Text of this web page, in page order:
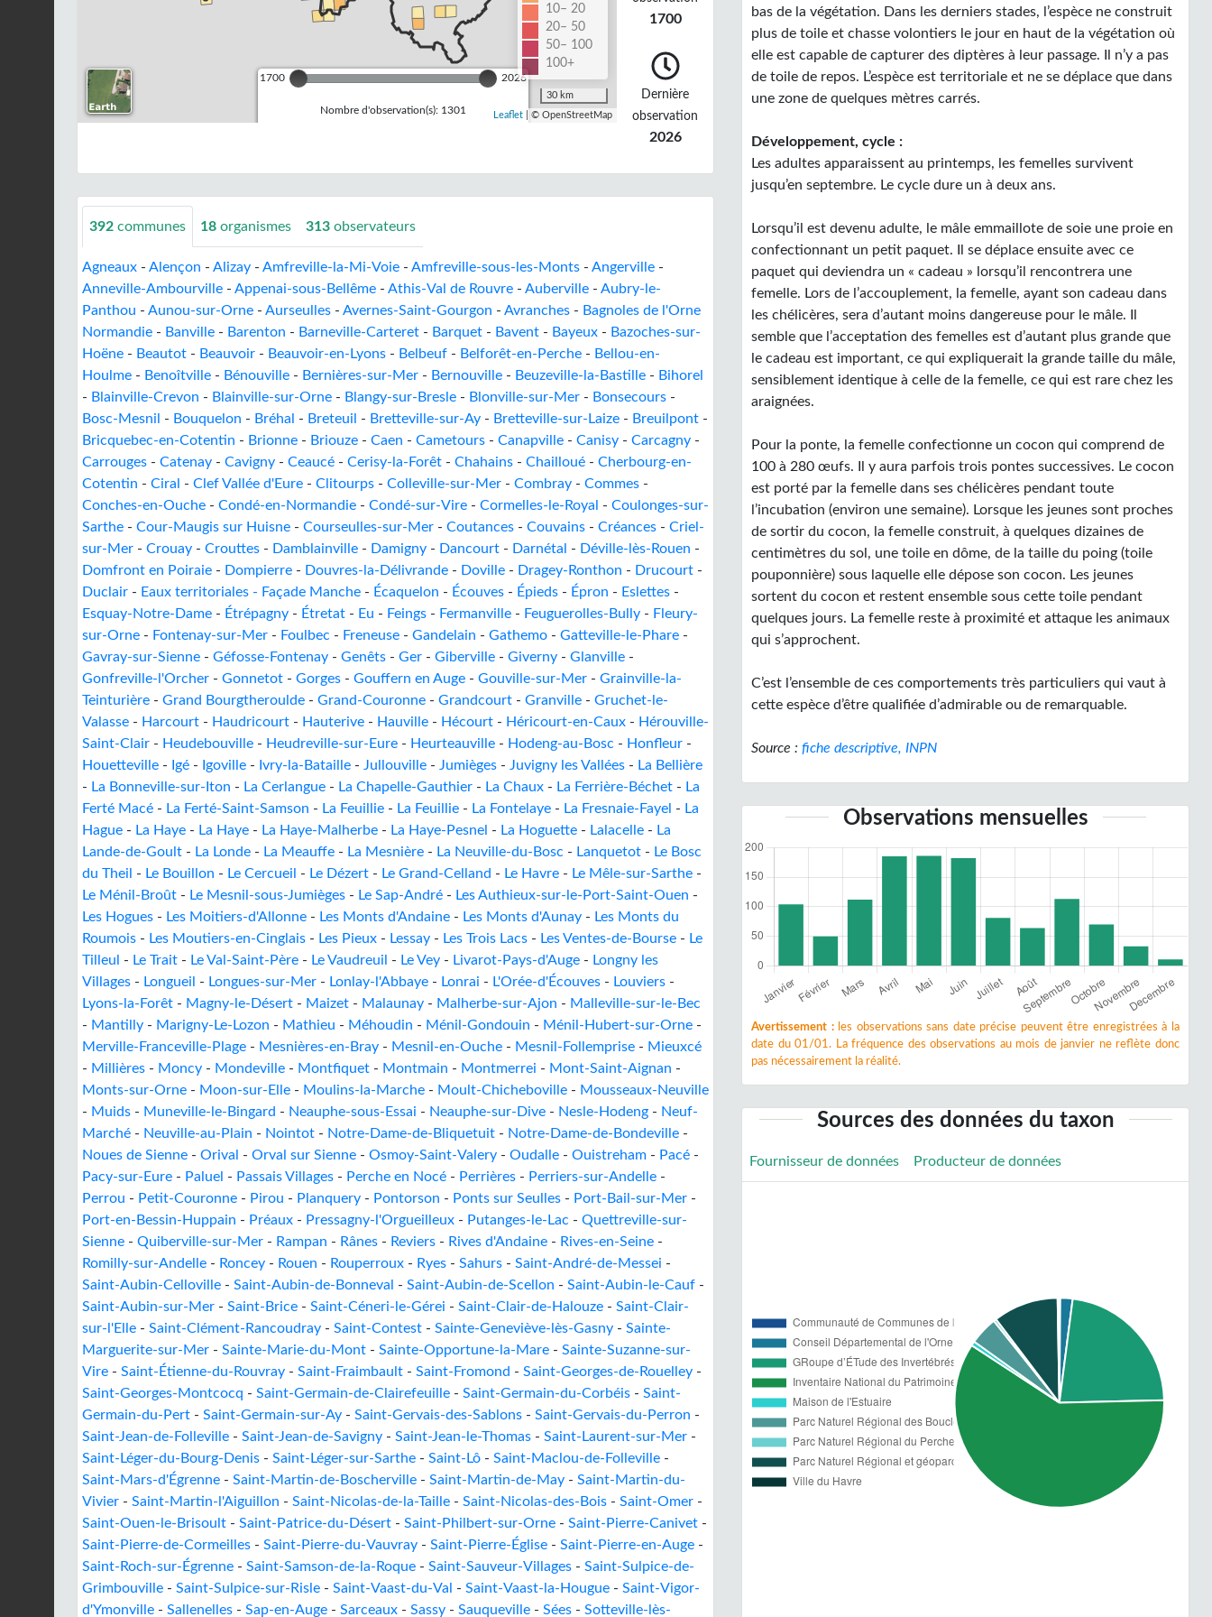
1700 2026
Nombre d'observation(s): 1301
10– 20
20– 50
50– 100
100+
30 km
Leaflet| © OpenStreetMap
1700
Dernière
observation
2026
392 communes 18 organismes 313 observateurs
Agneaux - Alençon - Alizay - Amfreville-la-Mi-Voie - Amfreville-sous-les-Monts - Angerville -
Anneville-Ambourville - Appenai-sous-Bellême - Athis-Val de Rouvre - Auberville - Aubry-le-
Panthou - Aunou-sur-Orne - Aurseulles - Avernes-Saint-Gourgon - Avranches - Bagnoles de l'Orne
Normandie - Banville - Barenton - Barneville-Carteret - Barquet - Bavent - Bayeux - Bazoches-sur-
Hoëne - Beautot - Beauvoir - Beauvoir-en-Lyons - Belbeuf - Belforêt-en-Perche - Bellou-en-
Houlme - Benoîtville - Bénouville - Bernières-sur-Mer - Bernouville - Beuzeville-la-Bastille - Bihorel
- Blainville-Crevon - Blainville-sur-Orne - Blangy-sur-Bresle - Blonville-sur-Mer - Bonsecours -
Bosc-Mesnil
- Bouquelon - Bréhal - Breteuil - Bretteville-sur-Ay - Bretteville-sur-Laize - Breuilpont -
Bricquebec-en-Cotentin - Brionne - Briouze - Caen - Cametours - Canapville - Canisy - Carcagny -
Carrouges - Catenay - Cavigny - Ceaucé - Cerisy-la-Forêt - Chahains - Chailloué - Cherbourg-en-
Cotentin - Ciral - Clef Vallée d'Eure - Clitourps - Colleville-sur-Mer - Combray - Commes -
Conches-en-Ouche - Condé-en-Normandie - Condé-sur-Vire - Cormelles-le-Royal - Coulonges-sur-
Sarthe - Cour-Maugis sur Huisne - Courseulles-sur-Mer - Coutances - Couvains - Créances - Criel-
sur-Mer - Crouay - Crouttes - Damblainville - Damigny - Dancourt - Darnétal - Déville-lès-Rouen -
Domfront en Poiraie - Dompierre - Douvres-la-Délivrande - Doville - Dragey-Ronthon - Drucourt -
Duclair - Eaux territoriales - Façade Manche - Écaquelon - Écouves - Épieds - Épron - Eslettes -
Esquay-Notre-Dame - Étrépagny - Étretat - Eu - Feings - Fermanville - Feuguerolles-Bully - Fleury-
sur-Orne - Fontenay-sur-Mer - Foulbec - Freneuse - Gandelain - Gathemo - Gatteville-le-Phare -
Gavray-sur-Sienne - Géfosse-Fontenay - Genêts - Ger - Giberville - Giverny - Glanville -
Gonfreville-l'Orcher - Gonnetot - Gorges - Gouffern en Auge - Gouville-sur-Mer - Grainville-la-
Teinturière - Grand Bourgtheroulde - Grand-Couronne - Grandcourt - Granville - Gruchet-le-
Valasse - Harcourt - Haudricourt - Hauterive - Hauville - Hécourt - Héricourt-en-Caux - Hérouville-
Saint-Clair - Heudebouville - Heudreville-sur-Eure - Heurteauville - Hodeng-au-Bosc - Honfleur -
Houetteville - Igé - Igoville - Ivry-la-Bataille - Jullouville - Jumièges - Juvigny les Vallées - La Bellière
- La Bonneville-sur-Iton - La Cerlangue - La Chapelle-Gauthier - La Chaux - La Ferrière-Béchet - La
Ferté Macé - La Ferté-Saint-Samson - La Feuillie - La Feuillie - La Fontelaye - La Fresnaie-Fayel - La
Hague - La Haye - La Haye - La Haye-Malherbe - La Haye-Pesnel - La Hoguette - Lalacelle - La
Lande-de-Goult - La Londe - La Meauffe - La Mesnière - La Neuville-du-Bosc - Lanquetot - Le Bosc
du Theil
- Le Bouillon - Le Cercueil - Le Dézert - Le Grand-Celland - Le Havre - Le Mêle-sur-Sarthe -
Le Ménil-Broût - Le Mesnil-sous-Jumièges - Le Sap-André - Les Authieux-sur-le-Port-Saint-Ouen -
Les Hogues - Les Moitiers-d'Allonne - Les Monts d'Andaine - Les Monts d'Aunay - Les Monts du
Roumois - Les Moutiers-en-Cinglais - Les Pieux - Lessay - Les Trois Lacs - Les Ventes-de-Bourse - Le
Tilleul
- Le Trait - Le Val-Saint-Père - Le Vaudreuil - Le Vey - Livarot-Pays-d'Auge - Longny les
Villages - Longueil - Longues-sur-Mer - Lonlay-l'Abbaye - Lonrai - L'Orée-d'Écouves - Louviers -
Lyons-la-Forêt - Magny-le-Désert - Maizet - Malaunay - Malherbe-sur-Ajon - Malleville-sur-le-Bec
- Mantilly - Marigny-Le-Lozon - Mathieu - Méhoudin - Ménil-Gondouin - Ménil-Hubert-sur-Orne -
Merville-Franceville-Plage - Mesnières-en-Bray - Mesnil-en-Ouche - Mesnil-Follemprise - Mieuxcé
- Millières - Moncy - Mondeville - Montfiquet - Montmain - Montmerrei - Mont-Saint-Aignan -
Monts-sur-Orne - Moon-sur-Elle - Moulins-la-Marche - Moult-Chicheboville - Mousseaux-Neuville
- Muids - Muneville-le-Bingard - Neauphe-sous-Essai - Neauphe-sur-Dive - Nesle-Hodeng - Neuf-
Marché - Neuville-au-Plain - Nointot - Notre-Dame-de-Bliquetuit - Notre-Dame-de-Bondeville -
Noues de Sienne - Orival - Orval sur Sienne - Osmoy-Saint-Valery - Oudalle - Ouistreham - Pacé -
Pacy-sur-Eure - Paluel - Passais Villages - Perche en Nocé - Perrières - Perriers-sur-Andelle -
Perrou - Petit-Couronne - Pirou - Planquery - Pontorson - Ponts sur Seulles - Port-Bail-sur-Mer -
Port-en-Bessin-Huppain - Préaux - Pressagny-l'Orgueilleux - Putanges-le-Lac - Quettreville-sur-
Sienne - Quiberville-sur-Mer - Rampan - Rânes - Reviers - Rives d'Andaine - Rives-en-Seine -
Romilly-sur-Andelle - Roncey - Rouen - Rouperroux - Ryes - Sahurs - Saint-André-de-Messei -
Saint-Aubin-Celloville - Saint-Aubin-de-Bonneval - Saint-Aubin-de-Scellon - Saint-Aubin-le-Cauf -
Saint-Aubin-sur-Mer - Saint-Brice - Saint-Céneri-le-Gérei - Saint-Clair-de-Halouze - Saint-Clair-
sur-l'Elle - Saint-Clément-Rancoudray - Saint-Contest - Sainte-Geneviève-lès-Gasny - Sainte-
Marguerite-sur-Mer - Sainte-Marie-du-Mont - Sainte-Opportune-la-Mare - Sainte-Suzanne-sur-
Vire - Saint-Étienne-du-Rouvray - Saint-Fraimbault - Saint-Fromond - Saint-Georges-de-Rouelley -
Saint-Georges-Montcocq - Saint-Germain-de-Clairefeuille - Saint-Germain-du-Corbéis - Saint-
Germain-du-Pert - Saint-Germain-sur-Ay - Saint-Gervais-des-Sablons - Saint-Gervais-du-Perron -
Saint-Jean-de-Folleville - Saint-Jean-de-Savigny - Saint-Jean-le-Thomas - Saint-Laurent-sur-Mer -
Saint-Léger-du-Bourg-Denis - Saint-Léger-sur-Sarthe - Saint-Lô - Saint-Maclou-de-Folleville -
Saint-Mars-d'Égrenne - Saint-Martin-de-Boscherville - Saint-Martin-de-May - Saint-Martin-du-
Vivier - Saint-Martin-l'Aiguillon - Saint-Nicolas-de-la-Taille - Saint-Nicolas-des-Bois - Saint-Omer -
Saint-Ouen-le-Brisoult - Saint-Patrice-du-Désert - Saint-Philbert-sur-Orne - Saint-Pierre-Canivet -
Saint-Pierre-de-Cormeilles - Saint-Pierre-du-Vauvray - Saint-Pierre-Église - Saint-Pierre-en-Auge -
Saint-Roch-sur-Égrenne - Saint-Samson-de-la-Roque - Saint-Sauveur-Villages - Saint-Sulpice-de-
Grimbouville - Saint-Sulpice-sur-Risle - Saint-Vaast-du-Val - Saint-Vaast-la-Hougue - Saint-Vigor-
d'Ymonville - Sallenelles - Sap-en-Auge - Sarceaux - Sassy - Sauqueville - Sées - Sotteville-lès-
bas de la végétation. Dans les derniers stades, l’espèce ne construit
plus de toile et chasse volontiers le jour en haut de la végétation où
elle est capable de capturer des diptères à leur passage. Il n’y a pas
de toile de repos. L’espèce est territoriale et ne se déplace que dans
une zone de quelques mètres carrés.
Développement, cycle :
Les adultes apparaissent au printemps, les femelles survivent
jusqu’en septembre. Le cycle dure un à deux ans.
Lorsqu’il est devenu adulte, le mâle emmaillote de soie une proie en
confectionnant un petit paquet. Il se déplace ensuite avec ce
paquet qui deviendra un « cadeau » lorsqu’il rencontrera une
femelle. Lors de l’accouplement, la femelle, ayant son cadeau dans
les chélicères, sera d’autant moins dangereuse pour le mâle. Il
semble que l’acceptation des femelles est d’autant plus grande que
le cadeau est important, ce qui expliquerait la grande taille du mâle,
sensiblement identique à celle de la femelle, ce qui est rare chez les
araignées.
Pour la ponte, la femelle confectionne un cocon qui comprend de
100 à 280 œufs. Il y aura parfois trois pontes successives. Le cocon
est porté par la femelle dans ses chélicères pendant toute
l’incubation (environ une semaine). Lorsque les jeunes sont proches
de sortir du cocon, la femelle construit, à quelques dizaines de
centimètres du sol, une toile en dôme, de la taille du poing (toile
pouponnière) sous laquelle elle dépose son cocon. Les jeunes
sortent du cocon et restent ensemble sous cette toile pendant
quelques jours. La femelle reste à proximité et attaque les animaux
qui s’approchent.
C’est l’ensemble de ces comportements très particuliers qui vaut à
cette espèce d’être qualifiée d’admirable ou de remarquable.
Source :fiche descriptive, INPN
Observations mensuelles
Avertissement :les observations sans date précise peuvent être enregistrées à la
date du 01/01. La fréquence des observations au mois de janvier ne reflète donc
pas nécessairement la réalité.
Sources des données du taxon
Fournisseur de données Producteur de données